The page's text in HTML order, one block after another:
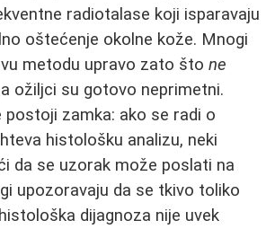
radiotalase koji isparavaju
oštećenje okolne kože. Mnogi
metodu upravo zato što ne
ožiljci su gotovo neprimetni.
postoji zamka: ako se radi o
histološku analizu, neki
da se uzorak može poslati na
upozoravaju da se tkivo toliko
dijagnoza nije uvek